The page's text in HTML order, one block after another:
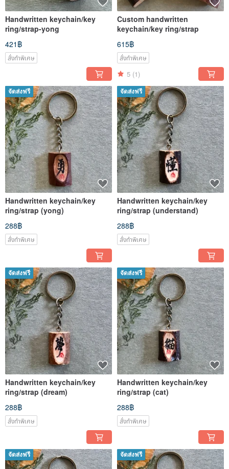
Handwritten keychain/key
ring/strap-yong
421฿
สั่งทำพิเศษ
Custom handwritten
keychain/key ring/strap
615฿
สั่งทำพิเศษ
5 (1)
จัดส่งฟรี
Handwritten keychain/key
ring/strap (yong)
288฿
สั่งทำพิเศษ
จัดส่งฟรี
Handwritten keychain/key
ring/strap (understand)
288฿
สั่งทำพิเศษ
จัดส่งฟรี
Handwritten keychain/key
ring/strap (dream)
288฿
สั่งทำพิเศษ
จัดส่งฟรี
Handwritten keychain/key
ring/strap (cat)
288฿
สั่งทำพิเศษ
จัดส่งฟรี จัดส่งฟรี